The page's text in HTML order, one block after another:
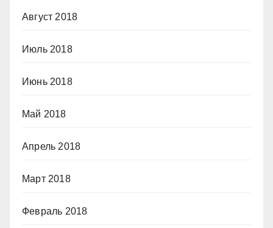
Август 2018
Июль 2018
Июнь 2018
Май 2018
Апрель 2018
Март 2018
Февраль 2018